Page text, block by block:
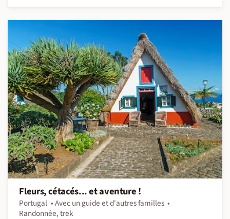
Fleurs, cétacés... et aventure !
Portugal
Avec un guide et d'autres familles
Randonnée, trek